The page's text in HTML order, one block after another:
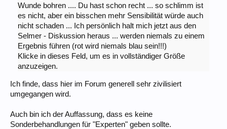
Wunde bohren .... Du hast schon recht ... so schlimm ist
es nicht, aber ein bisschen mehr Sensibilität würde auch
nicht schaden ... Ich persönlich halt mich jetzt aus den
Selmer - Diskussion heraus ... werden niemals zu einem
Ergebnis führen (rot wird niemals blau sein!!!)
Klicke in dieses Feld, um es in vollständiger Größe
anzuzeigen.
Ich finde, dass hier im Forum generell sehr zivilisiert
umgegangen wird.
Auch bin ich der Auffassung, dass es keine
Sonderbehandlungen für "Experten" geben sollte.